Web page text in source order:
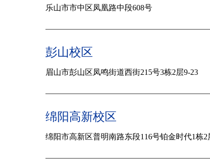
乐山市市中区凤凰路中段608号
彭山校区
眉山市彭山区凤鸣街道西街215号3栋2层9-23
绵阳高新校区
绵阳市高新区普明南路东段116号铂金时代1栋2